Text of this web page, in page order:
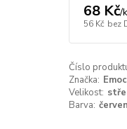
68 Kč/
56 Kč bez
Číslo
Značka:
Velikost:
Barva: